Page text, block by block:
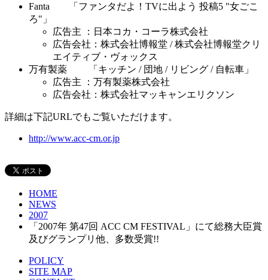
Fanta 「ファンタだよ！TVに出よう 投稿5 "女ごこ
ろ"」
広告主 ：日本コカ・コーラ株式会社
広告会社：株式会社博報堂 / 株式会社博報堂クリ
エイティブ・ヴォックス
万有製薬 「キッチン / 団地 / リビング / 自転車」
広告主 ：万有製薬株式会社
広告会社：株式会社マッキャンエリクソン
詳細は下記URLでもご覧いただけます。
http://www.acc-cm.or.jp
HOME
NEWS
2007
「2007年 第47回 ACC CM FESTIVAL」にて総務大臣賞
及びグランプリ他、多数受賞!!
POLICY
SITE MAP